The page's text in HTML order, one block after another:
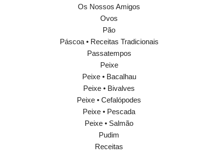
Os Nossos Amigos
Ovos
Pão
Páscoa • Receitas Tradicionais
Passatempos
Peixe
Peixe • Bacalhau
Peixe • Bivalves
Peixe • Cefalópodes
Peixe • Pescada
Peixe • Salmão
Pudim
Receitas